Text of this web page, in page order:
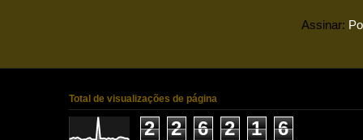
Assinar:
Total de visualizações de página
2 2 6 2 1 6